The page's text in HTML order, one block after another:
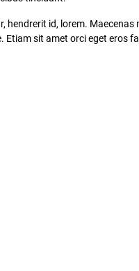
hendrerit id, lorem.
Etiam sit amet orci eget eros